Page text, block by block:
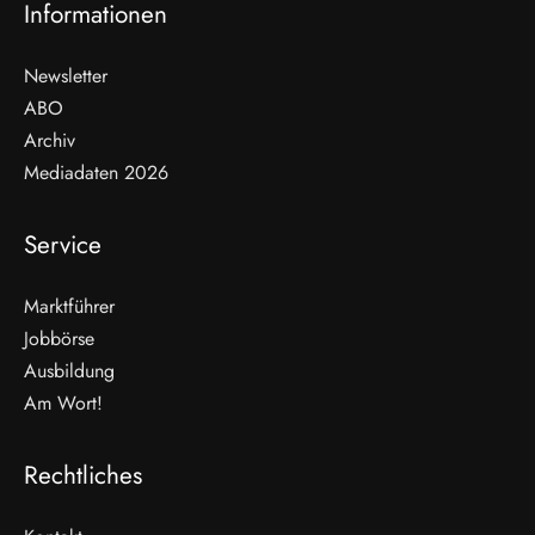
Informationen
Newsletter
ABO
Archiv
Mediadaten 2026
Service
Marktführer
Jobbörse
Ausbildung
Am Wort!
Rechtliches